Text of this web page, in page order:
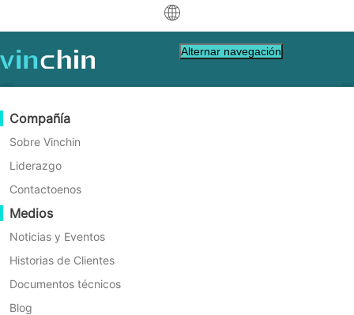
Descargar Soporte
de Ventas
中文
Protección de Datos
Copia de seguridad y recuperación
Replicación en tiempo real
Protección Continua de Datos
Copia fuera del sitio
Archiving
Orquestación de Trabajos
Movilidad de Cargas de Trabajo
Migración V2V
Virtual
VMware
Hyper-V
Proxmox
XCP-ng
oVirt
H3C CAS/UIS
ZStack
Sangfor HCI
Recursos de Soporte
Base de conocimientos
Videos de instrucciones
Centro de Ayuda
Eventos en Vivo
Webinars
Demo en Vivo
Historias de Clientes
Servicios de TI
Guía de compra
Aprenda cómo comprar
Política de Licencia
Preguntas frecuentes
Contacto
Solicitar una cotización
Conviértete en un Socio
Programa de socios
Conviértete en un Socio
Encuentra un socio
Encuentra un Socio Local
¿Ya eres socio?
Inicio de sesión del Portal de Socios
Compañía
Sobre Vinchin
Liderazgo
Contactoenos
Medios
Noticias y Eventos
Historias de Clientes
Documentos técnicos
Blog
Alternar navegación
Obtén la protección exacta que necesitas.
Vinchin ofrece múltiples ediciones y licencias
flexibles para que puedas adaptar tu estrategia
de protección de datos según las necesidades
y el presupuesto únicos de tu empresa.